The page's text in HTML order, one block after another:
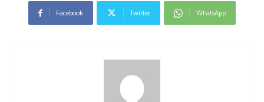
Facebook Twitter WhatsApp